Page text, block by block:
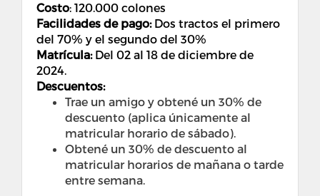
Costo: 120.000 colones
Facilidades de pago:Dos tractos el primero
del 70% y el segundo del 30%
Matrícula: Del 02 al 18 de diciembre de
2024.
Descuentos:
Trae un amigo y obtené un 30% de
descuento (aplica únicamente al
matricular horario de sábado).
Obtené un 30% de descuento al
matricular horarios de mañana o tarde
entre semana.